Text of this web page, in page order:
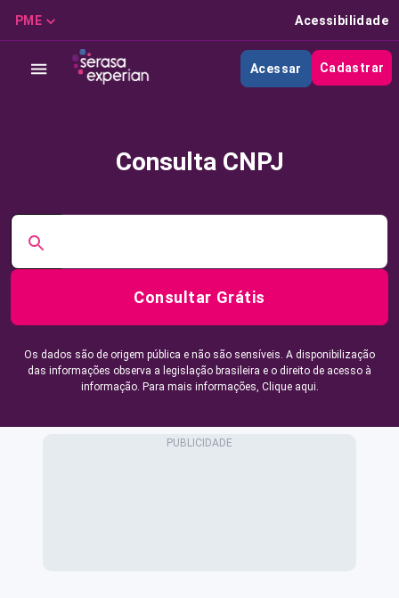
PME Acessibilidade
Acessar Cadastrar
Consulta CNPJ
Consultar Grátis
Os dados são de origem pública e não são sensíveis. A disponibilização
das informações observa a legislação brasileira e o direito de acesso à
informação. Para mais informações, Clique aqui.